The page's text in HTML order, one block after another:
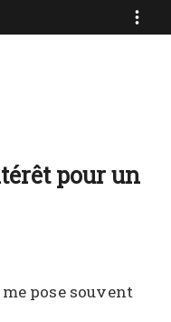
pour un
pose souvent